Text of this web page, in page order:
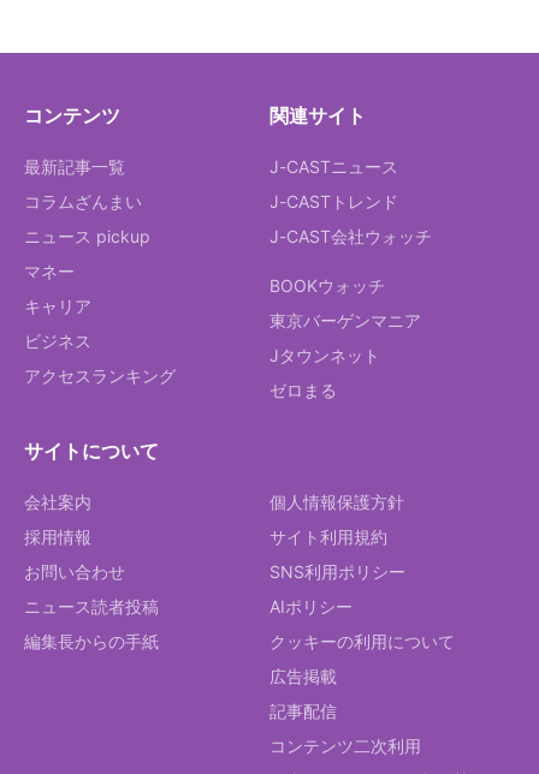
コンテンツ
最新記事一覧
コラムざんまい
ニュース pickup
マネー
キャリア
ビジネス
アクセスランキング
関連サイト
J-CASTニュース
J-CASTトレンド
J-CAST会社ウォッチ
BOOKウォッチ
東京バーゲンマニア
Jタウンネット
ゼロまる
サイトについて
会社案内
採用情報
お問い合わせ
ニュース読者投稿
編集長からの手紙
個人情報保護方針
サイト利用規約
SNS利用ポリシー
AIポリシー
クッキーの利用について
広告掲載
記事配信
コンテンツ二次利用